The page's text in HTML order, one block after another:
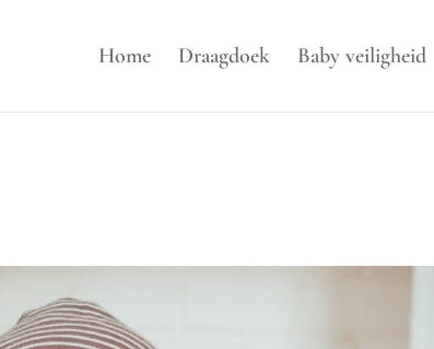
Home Draagdoek Baby veiligheid